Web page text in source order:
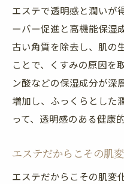
エステで透明感と潤いが
ーバー促進と高機能保湿
古い角質を除去し、肌の
ことで、くすみの原因を
ン酸などの保湿成分が深
増加し、ふっくらとした
って、透明感のある健康
エステだからこその肌
エステだからこその肌変